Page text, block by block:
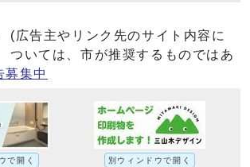
(広告主やリンク先のサイト内容に
ついては、市が推奨するものではあ
募集中
で開く 別ウィンドウで開く